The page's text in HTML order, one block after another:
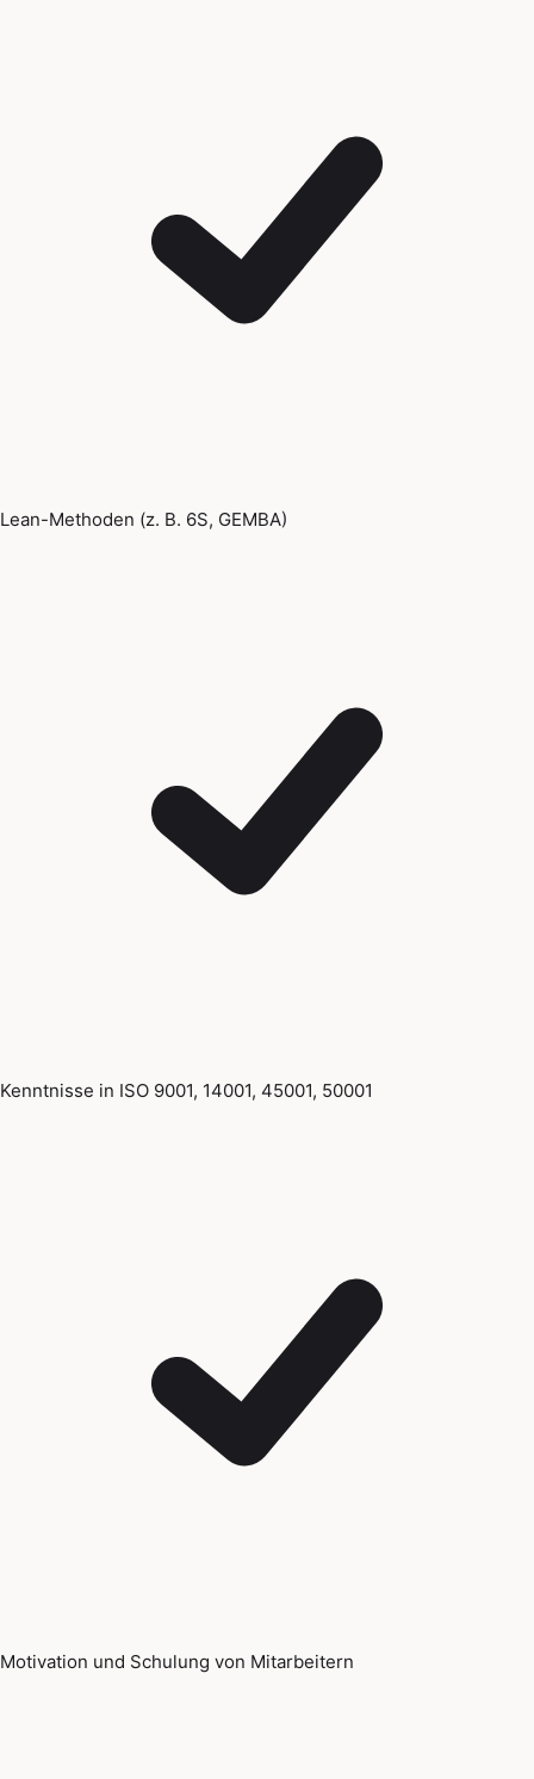
Lean-Methoden (z. B. 6S, GEMBA)
Kenntnisse in ISO 9001, 14001, 45001, 50001
Motivation und Schulung von Mitarbeitern